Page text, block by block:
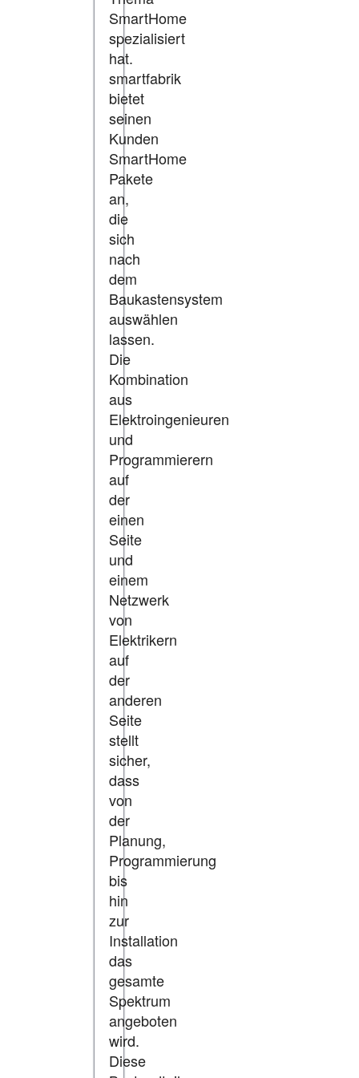
SmartHome
spezialisiert
hat.
smartfabrik
bietet
seinen
Kunden
SmartHome
Pakete
an,
die
sich
nach
dem
Baukastensystem
auswählen
lassen.
Die
Kombination
aus
Elektroingenieuren
und
Programmierern
auf
der
einen
Seite
und
einem
Netzwerk
von
Elektrikern
auf
der
anderen
Seite
stellt
sicher,
dass
von
der
Planung,
Programmierung
bis
hin
zur
Installation
das
gesamte
Spektrum
angeboten
wird.
Diese